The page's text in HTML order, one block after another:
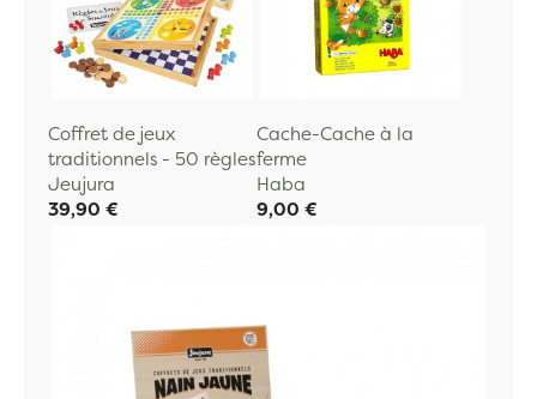
Coffret de jeux
traditionnels - 50 règles
Jeujura
39,90 €
Cache-Cache à la
ferme
Haba
9,00 €